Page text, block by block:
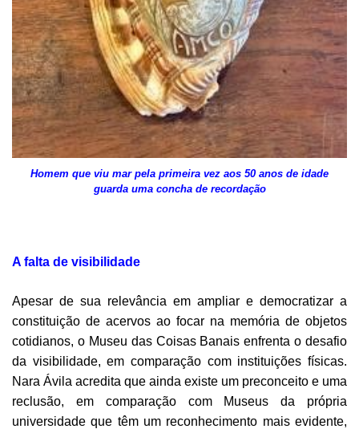
Homem que viu mar pela primeira vez aos 50 anos de idade
guarda uma concha de recordação
A falta de visibilidade
Apesar de sua relevância em ampliar e democratizar a
constituição de acervos ao focar na memória de objetos
cotidianos, o Museu das Coisas Banais enfrenta o desafio
da visibilidade, em comparação com instituições físicas.
Nara Ávila acredita que ainda existe um preconceito e uma
reclusão, em comparação com Museus da própria
universidade que têm um reconhecimento mais evidente,